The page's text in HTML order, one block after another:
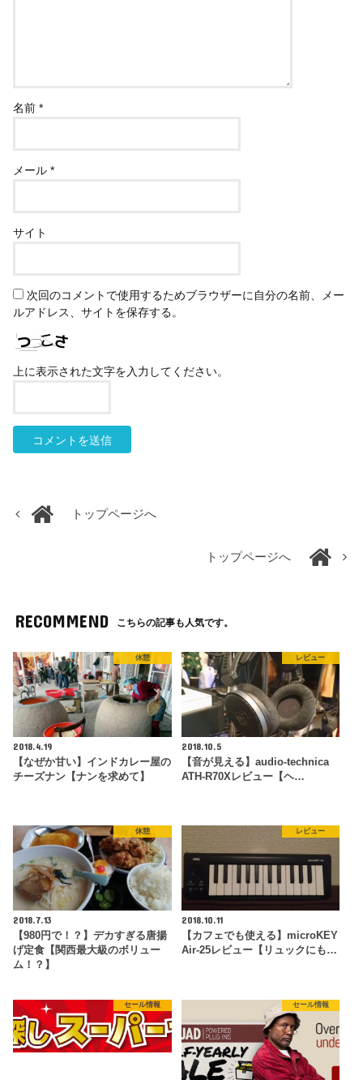
名前*
メール*
サイト
次回のコメントで使用するためブラウザーに自分の名前、メー
ルアドレス、サイトを保存する。
上に表示された文字を入力してください。
トップページへ
トップページへ
RECOMMEND こちらの記事も人気です。
休憩
2018.4.19
【なぜか甘い】インドカレー屋の
チーズナン【ナンを求めて】
レビュー
2018.10.5
【音が見える】audio-technica
ATH-R70Xレビュー【ヘ…
休憩
2018.7.13
【980円で！？】デカすぎる唐揚
げ定食【関西最大級のボリュー
ム！？】
レビュー
2018.10.11
【カフェでも使える】microKEY
Air-25レビュー【リュックにも…
セール情報 セール情報